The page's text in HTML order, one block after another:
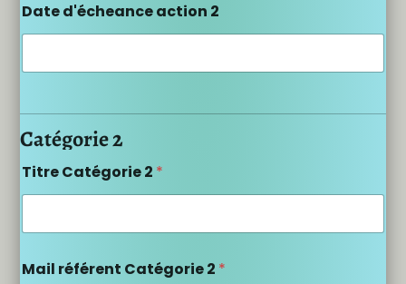
Date d'écheance action 2
Catégorie 2
Titre Catégorie 2 *
Mail référent Catégorie 2 *